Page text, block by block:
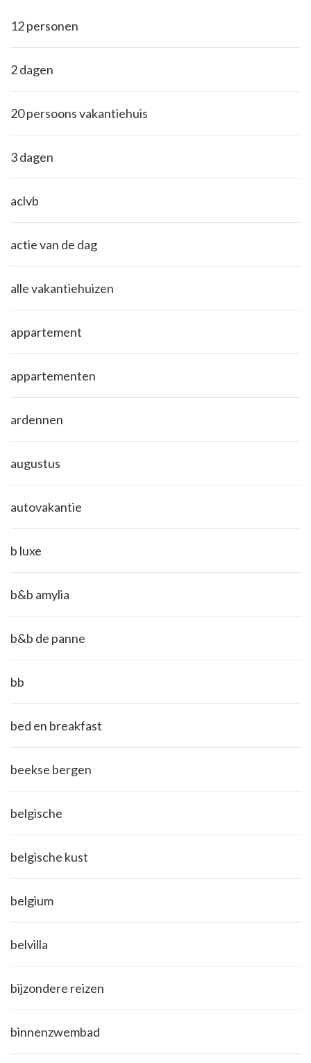
12 personen
2 dagen
20 persoons vakantiehuis
3 dagen
aclvb
actie van de dag
alle vakantiehuizen
appartement
appartementen
ardennen
augustus
autovakantie
b luxe
b&b amylia
b&b de panne
bb
bed en breakfast
beekse bergen
belgische
belgische kust
belgium
belvilla
bijzondere reizen
binnenzwembad